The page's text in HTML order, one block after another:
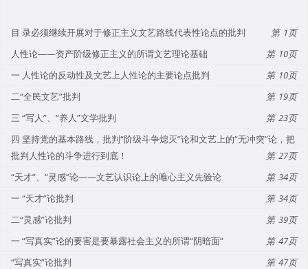
目 录必须继续开展对于修正主义文艺路线代表性论点的批判
1
人性论——资产阶级修正主义的所谓文艺理论基础
10
一 人性论的反动性及文艺上人性论的主要论点批判
10
二“全民文艺”批判
19
三 “写人”、“养人”文学批判
23
四 坚持党的基本路线，批判“阶级斗争熄灭”论和文艺上的“无冲突”论，把
批判人性论的斗争进行到底！
27
“天才”、“灵感”论——文艺认识论上的唯心主义先验论
34
一 “天才”论批判
34
二“灵感”论批判
39
一 “写真实”论的要害是要暴露社会主义的所谓“阴暗面”
47
“写真实”论批判
47